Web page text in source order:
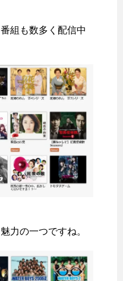
組も数多く配信中
力の一つですね。